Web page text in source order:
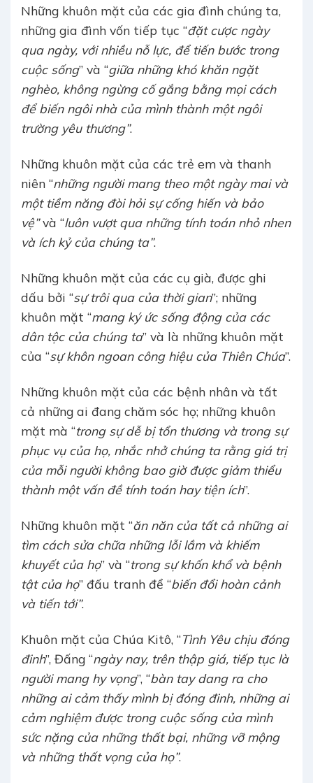
Những khuôn mặt của các gia đình chúng ta,
những gia đình vốn tiếp tục “đặt cược ngày
qua ngày, với nhiều nỗ lực, để tiến bước trong
cuộc sống” và “giữa những khó khăn ngặt
nghèo, không ngừng cố gắng bằng mọi cách
để biến ngôi nhà của mình thành một ngôi
trường yêu thương”.
Những khuôn mặt của các trẻ em và thanh
niên “những người mang theo một ngày mai và
một tiềm năng đòi hỏi sự cống hiến và bảo
vệ”và “luôn vượt qua những tính toán nhỏ nhen
và ích kỷ của chúng ta”.
Những khuôn mặt của các cụ già, được ghi
dấu bởi “sự trôi qua của thời gian”; những
khuôn mặt “mang ký ức sống động của các
dân tộc của chúng ta” và là những khuôn mặt
của “sự khôn ngoan công hiệu của Thiên Chúa”.
Những khuôn mặt của các bệnh nhân và tất
cả những ai đang chăm sóc họ; những khuôn
mặt mà “trong sự dễ bị tổn thương và trong sự
phục vụ của họ, nhắc nhở chúng ta rằng giá trị
của mỗi người không bao giờ được giảm thiểu
thành một vấn đề tính toán hay tiện ích”.
Những khuôn mặt “ăn năn của tất cả những ai
tìm cách sửa chữa những lỗi lầm và khiếm
khuyết của họ” và “trong sự khốn khổ và bệnh
tật của họ” đấu tranh để “biến đổi hoàn cảnh
và tiến tới”.
Khuôn mặt của Chúa Kitô, “Tình Yêu chịu đóng
đinh”, Đấng “ngày nay, trên thập giá, tiếp tục là
người mang hy vọng”, “bàn tay dang ra cho
những ai cảm thấy mình bị đóng đinh, những ai
cảm nghiệm được trong cuộc sống của mình
sức nặng của những thất bại, những vỡ mộng
và những thất vọng của họ”.